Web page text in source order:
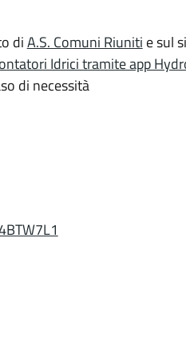
diA.S. Comuni Riuniti e sul
Idrici tramite app
di necessità